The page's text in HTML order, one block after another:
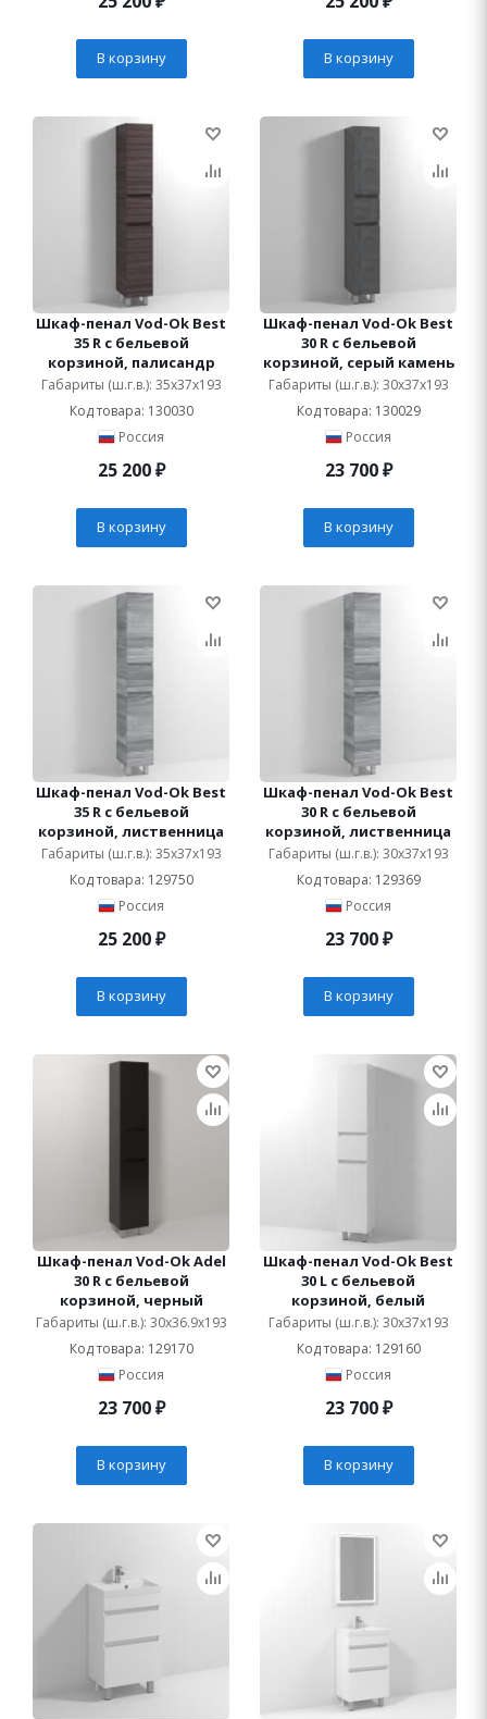
В корзину В корзину
Шкаф-пенал Vod-Ok Best
35 R с бельевой
корзиной, палисандр
Габариты (ш.г.в.): 35x37x193
Код товара: 130030
Россия
25 200₽
В корзину
Шкаф-пенал Vod-Ok Best
30 R с бельевой
корзиной, серый камень
Габариты (ш.г.в.): 30x37x193
Код товара: 130029
Россия
23 700₽
В корзину
Шкаф-пенал Vod-Ok Best
35 R с бельевой
корзиной, лиственница
Габариты (ш.г.в.): 35x37x193
Код товара: 129750
Россия
25 200₽
В корзину
Шкаф-пенал Vod-Ok Best
30 R с бельевой
корзиной, лиственница
Габариты (ш.г.в.): 30x37x193
Код товара: 129369
Россия
23 700₽
В корзину
Шкаф-пенал Vod-Ok Adel
30 R с бельевой
корзиной, черный
Габариты (ш.г.в.): 30x36.9x193
Код товара: 129170
Россия
23 700₽
В корзину
Шкаф-пенал Vod-Ok Best
30 L с бельевой
корзиной, белый
Габариты (ш.г.в.): 30x37x193
Код товара: 129160
Россия
23 700₽
В корзину